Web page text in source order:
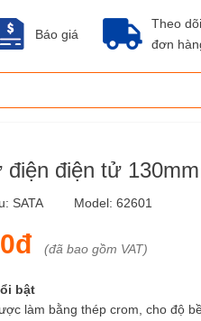
Theo dõi
đơn
Báo giá
điện điện tử
SATA Model: 62601
(đã bao gồm VAT)
bật
làm bằng thép crom, cho độ